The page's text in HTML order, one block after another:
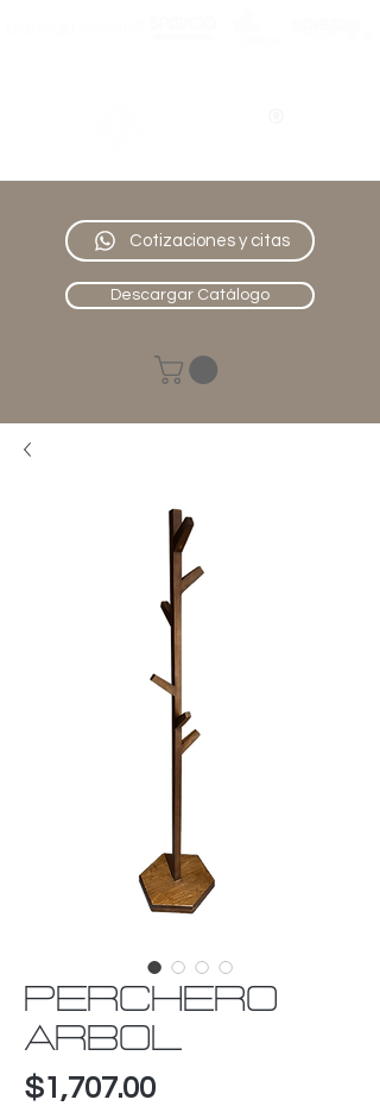
Cotizaciones y citas
Descargar Catálogo
PERCHERO
ARBOL
$1,707.00Precio